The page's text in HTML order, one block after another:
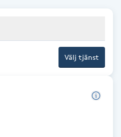
Välj tjänst